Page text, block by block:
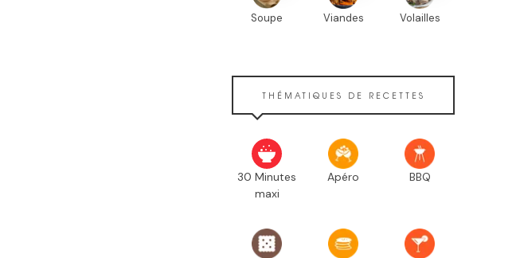
Soupe Viandes Volailles
THÉMATIQUES DE RECETTES
30 Minutes
maxi
Apéro BBQ